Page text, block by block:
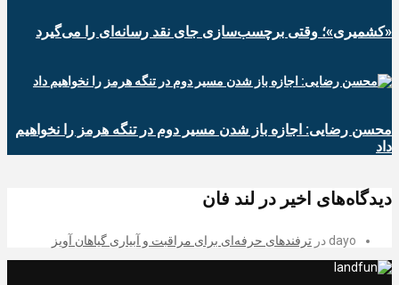
«کشمیری»؛ وقتی برچسب‌سازی جای نقد رسانه‌ای را می‌گیرد
محسن رضایی: اجازه باز شدن مسیر دوم در تنگه هرمز را نخواهیم
داد
دیدگاه‌های اخیر در لند فان
dayo در ترفندهای حرفه‌ای برای مراقبت و آبیاری گیاهان آویز